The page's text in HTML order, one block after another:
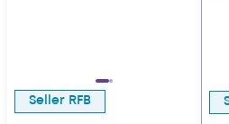
Seller RFB